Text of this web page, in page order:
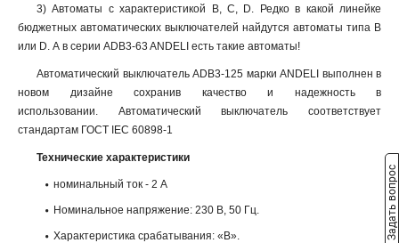
3) Автоматы с характеристикой B, С, D. Редко в какой линейке
бюджетных автоматических выключателей найдутся автоматы типа B
или D. А в серии ADB3-63 ANDELI есть такие автоматы!
Автоматический выключатель ADB3-125 марки ANDELI выполнен в
новом дизайне сохранив качество и надежность в
использовании. Автоматический выключатель соответствует
стандартам ГОСТ IEC 60898-1
Технические характеристики
номинальный ток - 2 А
Номинальное напряжение: 230 В, 50 Гц.
Характеристика срабатывания: «B». Задать вопрос